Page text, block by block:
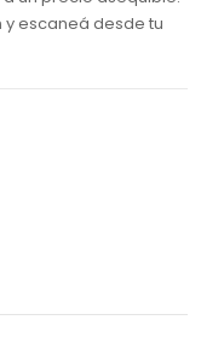
escaneá desde tu